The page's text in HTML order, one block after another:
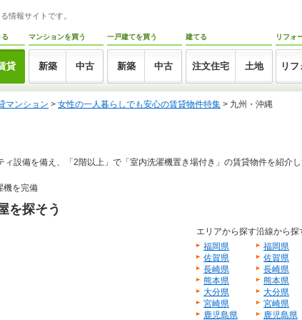
情報サイトです。
貸
マンションを買う
新築 中古
一戸建てを買う
新築 中古
建てる
注文住宅 土地
リフォ
リ
マンション > 女性の一人暮らしでも安心の賃貸物件特集 > 九州・沖縄
設備を備え、「2階以上」で「室内洗濯機置き場付き」の賃貸物件を紹介
機を完備
を探そう
エリアから探す
福岡県
佐賀県
長崎県
熊本県
大分県
宮崎県
鹿児島県
沿線から探
福岡県
佐賀県
長崎県
熊本県
大分県
宮崎県
鹿児島県